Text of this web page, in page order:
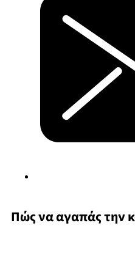
Πώς να αγαπάς την